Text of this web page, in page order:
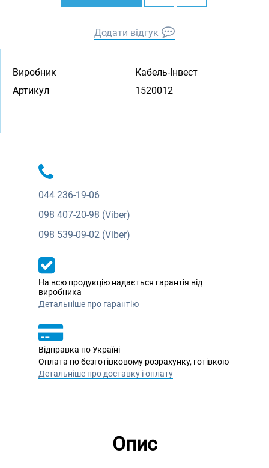
Додати відгук
Виробник
Кабель-Інвест
Артикул
1520012
044 236-19-06
098 407-20-98 (Viber)
098 539-09-02 (Viber)
На всю продукцію надається гарантія від
виробника
Детальніше про гарантію
Відправка по Україні
Оплата по безготівковому розрахунку, готівкою
Детальніше про доставку і оплату
Опис